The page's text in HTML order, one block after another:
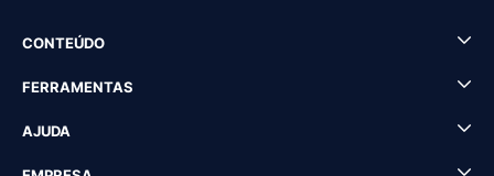
CONTEÚDO
FERRAMENTAS
AJUDA